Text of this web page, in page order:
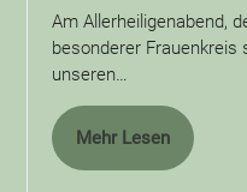
Am Allerheiligenabend,
besonderer
unseren…
Mehr Lesen